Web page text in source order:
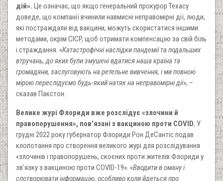
дій». Це означає, що якщо генеральний прокурор Техасу
доведе, що компанії вчинили навмисні неправомірні дії, люди,
які постраждали від вакцини, можуть скористатися іншими
методами, окрім CICP, щоб отримати компенсацію за свій біль
і страждання. «Катастрофічні наслідки пандемії та подальших
втручань, до яких були змушені вдатися наша країна та
громадяни, заслуговують на ретельне вивчення, і ми повною
мірою переслідуємо будь-який натяк на неправомірні дії», –
сказав Пакстон.
Велике журі Флориди вже розслідує «злочини й
правопорушення», пов'язані з вакциною проти COVID. У
грудні 2022 року губернатор Флориди Рон ДеСантіс подав
клопотання про створення великого журі для розслідування
«злочинів і правопорушень, скоєних проти жителів Флориди у
зв'язку з вакциною проти COVID-19». «Вводити в оману і
спотворювати інформацію, особливо коли йдеться про